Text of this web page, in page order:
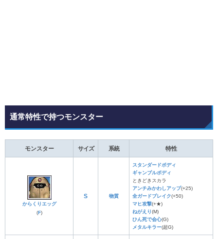
通常特性で持つモンスター
モンスター サイズ 系統 特性
からくりエッグ
(F)
S 物質
スタンダードボディ
ギャンブルボディ
ときどきスカラ
アンチみかわしアップ(+25)
全ガードブレイク(+50)
マヒ攻撃(+★)
ねがえり(M)
ひん死で会心(G)
メタルキラー(超G)